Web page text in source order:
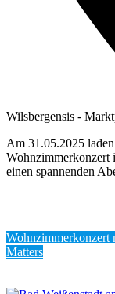
Wilsbergensis -
Am 31.05.2025
Wohnzimmerkonzert
einen spannenden
Wohn­zim­mer­kon­zert
Matters